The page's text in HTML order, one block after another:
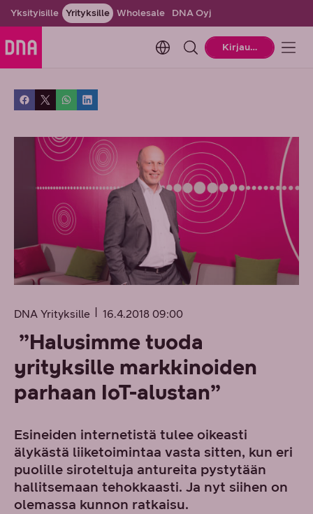
Yksityisille Yrityksille Wholesale DNA Oyj
Change language. Current
Kirjaudu
DNA Yrityksille 16.4.2018 09:00
”Halusimme tuoda
yrityksille markkinoiden
parhaan IoT-alustan”
Esineiden internetistä tulee oikeasti
älykästä liiketoimintaa vasta sitten, kun eri
puolille siroteltuja antureita pystytään
hallitsemaan tehokkaasti. Ja nyt siihen on
olemassa kunnon ratkaisu.